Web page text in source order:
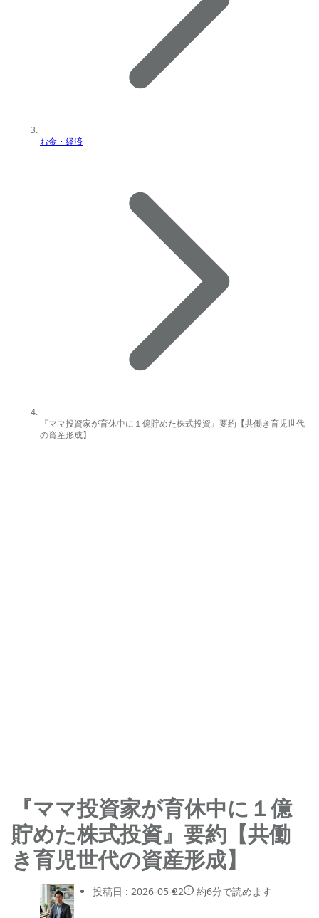
お金・経済
『ママ投資家が育休中に１億貯めた株式投資』要約【共働き育児世代
の資産形成】
『ママ投資家が育休中に１億
貯めた株式投資』要約【共働
き育児世代の資産形成】
投稿日 : 2026-05-22 約6分で読めます